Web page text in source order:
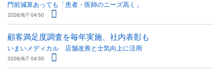
門前減算あっても「患者・医師のニーズ高く」
2026/8/7 04:50
顧客満足度調査を毎年実施、社内表彰も
いまいメディカル 店舗改善と士気向上に活用
2026/8/7 04:50